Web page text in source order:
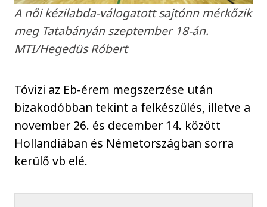
A női kézilabda-válogatott sajtónn mérkőzik
meg Tatabányán szeptember 18-án.
MTI/Hegedüs Róbert
Tóvizi az Eb-érem megszerzése után
bizakodóbban tekint a felkészülés, illetve a
november 26. és december 14. között
Hollandiában és Németországban sorra
kerülő vb elé.